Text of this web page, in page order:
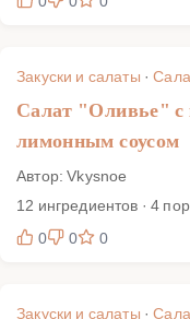
Закуски и салаты ·
Салат "Оливье" с
лимонным соусом
Автор: Vkysnoe
12 ингредиентов · 4
0
0 0
Закуски и салаты ·